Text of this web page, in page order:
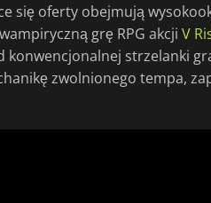
się oferty obejmują
grę RPG akcji V
konwencjonalnej strzelanki
zwolnionego tempa,